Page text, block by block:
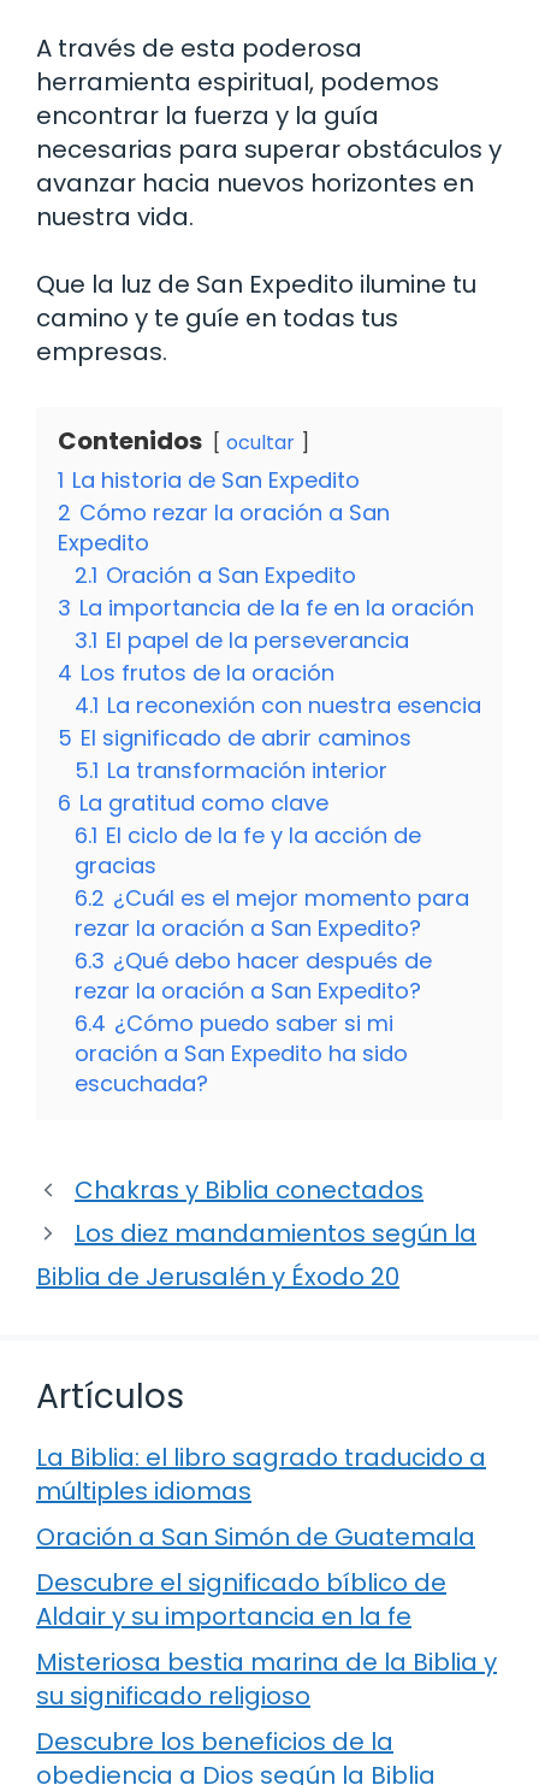
A través de esta poderosa
herramienta espiritual, podemos
encontrar la fuerza y la guía
necesarias para superar obstáculos y
avanzar hacia nuevos horizontes en
nuestra vida.
Que la luz de San Expedito ilumine tu
camino y te guíe en todas tus
empresas.
Contenidos ocultar
1 La historia de San Expedito
2 Cómo rezar la oración a San
Expedito
2.1 Oración a San Expedito
3 La importancia de la fe en la oración
3.1 El papel de la perseverancia
4 Los frutos de la oración
4.1 La reconexión con nuestra esencia
5 El significado de abrir caminos
5.1 La transformación interior
6 La gratitud como clave
6.1 El ciclo de la fe y la acción de
gracias
6.2 ¿Cuál es el mejor momento para
rezar la oración a San Expedito?
6.3 ¿Qué debo hacer después de
rezar la oración a San Expedito?
6.4 ¿Cómo puedo saber si mi
oración a San Expedito ha sido
escuchada?
Chakras y Biblia conectados
Los diez mandamientos según la
Biblia de Jerusalén y Éxodo 20
Artículos
La Biblia: el libro sagrado traducido a
múltiples idiomas
Oración a San Simón de Guatemala
Descubre el significado bíblico de
Aldair y su importancia en la fe
Misteriosa bestia marina de la Biblia y
su significado religioso
Descubre los beneficios de la
obediencia a Dios según la Biblia